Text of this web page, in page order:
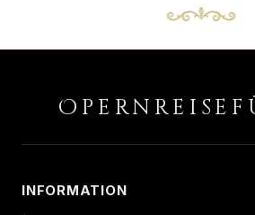
O
INFORMATION